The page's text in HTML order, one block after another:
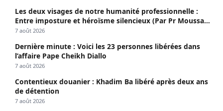
Les deux visages de notre humanité professionnelle :
Entre imposture et héroïsme silencieux (Par Pr Moussa
Seydi)
7 août 2026
Dernière minute : Voici les 23 personnes libérées dans
l’affaire Pape Cheikh Diallo
7 août 2026
Contentieux douanier : Khadim Ba libéré après deux ans
de détention
7 août 2026